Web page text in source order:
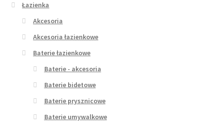
Łazienka
Akcesoria
Akcesoria łazienkowe
Baterie łazienkowe
Baterie - akcesoria
Baterie bidetowe
Baterie prysznicowe
Baterie umywalkowe